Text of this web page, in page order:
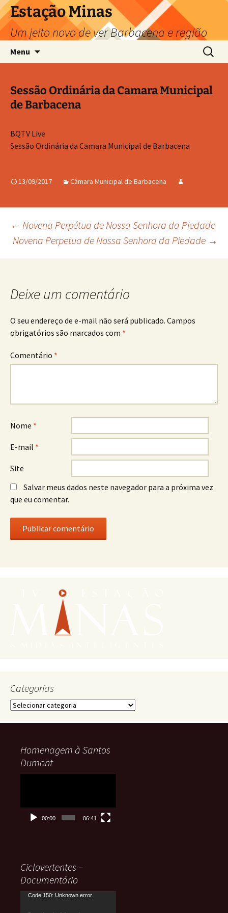
Pular
para
o
conteúdo
Estação Minas
Um jeito novo de ver Barbacena e região
Menu
por:
Sessão Ordinária da Camara Municipal
de Barbacena
BQTV Live
Sessão Ordinária da Camara Municipal de Barbacena
13/09/2017 Câmara Municipal de Barbacena
Navegação
de
posts
← Novena Perpétua de Nossa Senhora da Piedade
Novena Perpetua de Nossa Senhora da Piedade →
Deixe um comentário
O seu endereço de e-mail não será publicado. Campos
obrigatórios são marcados com *
Comentário *
Nome *
E-mail *
Site
Salvar meus dados neste navegador para a próxima vez
que eu comentar.
Categorias
Categorias
Homenagem à Santos
Dumont
00:00 06:41
Ciclovertentes –
Documentário
Tocador
Code 150: Unknown error.